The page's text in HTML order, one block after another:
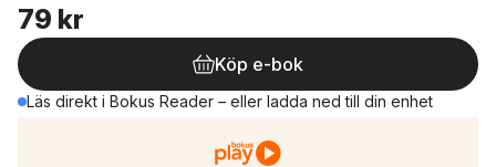
79 kr
Köp e-bok
Läs direkt i Bokus Reader – eller ladda ned till din enhet